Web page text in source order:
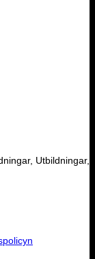
Utbildningar,